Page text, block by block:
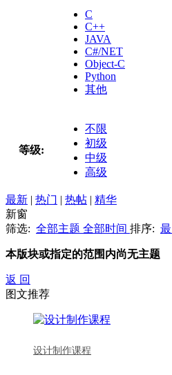
C
C++
JAVA
C#/NET
Object-C
Python
其他
等级:
不限
初级
中级
高级
最新 | 热门 | 热帖 | 精华
新窗
筛选: 全部主题 全部时间 排序:
本版块或指定的范围内尚无主题
返 回
图文推荐
设计制作课程